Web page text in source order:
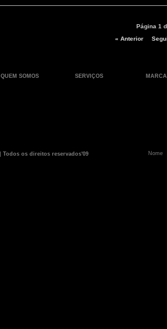
Página 1
« Anterior
QUEM SOMOS SERVIÇOS
| Todos os direitos reservados'09